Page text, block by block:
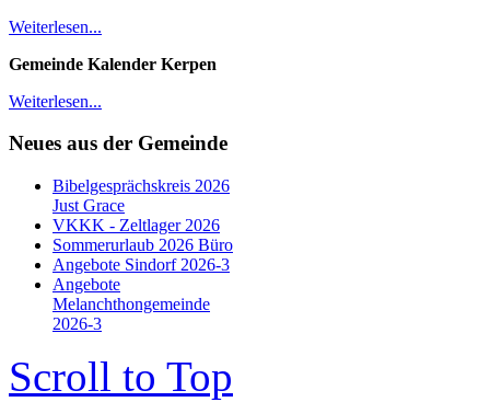
Weiterlesen...
Gemeinde Kalender Kerpen
Weiterlesen...
Neues aus der Gemeinde
Bibelgesprächskreis 2026
Just Grace
VKKK - Zeltlager 2026
Sommerurlaub 2026 Büro
Angebote Sindorf 2026-3
Angebote
Melanchthongemeinde
2026-3
Scroll to Top